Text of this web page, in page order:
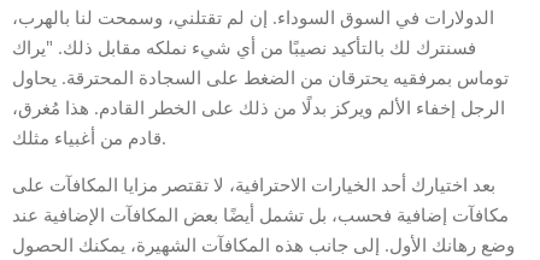
الدولارات في السوق السوداء. إن لم تقتلني، وسمحت لنا بالهرب،
فسنترك لك بالتأكيد نصيبًا من أي شيء نملكه مقابل ذلك. "يراك
توماس بمرفقيه يحترقان من الضغط على السجادة المحترقة. يحاول
الرجل إخفاء الألم ويركز بدلًا من ذلك على الخطر القادم. هذا مُغرق،
قادم من أغبياء مثلك.
بعد اختيارك أحد الخيارات الاحترافية، لا تقتصر مزايا المكافآت على
مكافآت إضافية فحسب، بل تشمل أيضًا بعض المكافآت الإضافية عند
وضع رهانك الأول. إلى جانب هذه المكافآت الشهيرة، يمكنك الحصول